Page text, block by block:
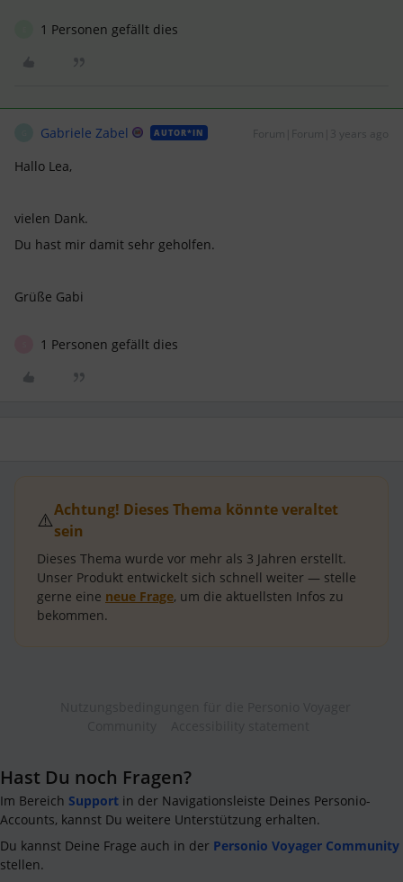
1 Personen gefällt dies
Gabriele Zabel AUTOR*IN Forum|Forum|3 years ago
Hallo Lea,
vielen Dank.
Du hast mir damit sehr geholfen.
Grüße Gabi
1 Personen gefällt dies
⚠️Achtung! Dieses Thema könnte veraltet
sein
Dieses Thema wurde vor mehr als 3 Jahren erstellt.
Unser Produkt entwickelt sich schnell weiter — stelle
gerne eine neue Frage, um die aktuellsten Infos zu
bekommen.
Hast Du noch Fragen?
Im Bereich Support in der Navigationsleiste Deines Personio-
Accounts, kannst Du weitere Unterstützung erhalten.
Du kannst Deine Frage auch in der Personio Voyager Community
stellen.